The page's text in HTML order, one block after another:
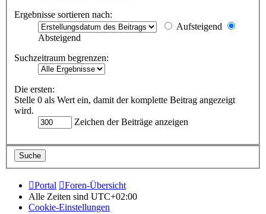
Ergebnisse sortieren nach:
Aufsteigend
Absteigend
Suchzeitraum begrenzen:
Die ersten:
Stelle 0 als Wert ein, damit der komplette Beitrag angezeigt
wird.
Zeichen der Beiträge anzeigen
Portal
Foren-Übersicht
Alle Zeiten sind UTC+02:00
Cookie-Einstellungen